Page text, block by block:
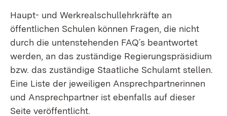
Haupt- und Werkrealschullehrkräfte an
öffentlichen Schulen können Fragen, die nicht
durch die untenstehenden FAQ´s beantwortet
werden, an das zuständige Regierungspräsidium
bzw. das zuständige Staatliche Schulamt stellen.
Eine Liste der jeweiligen Ansprechpartnerinnen
und Ansprechpartner ist ebenfalls auf dieser
Seite veröffentlicht.